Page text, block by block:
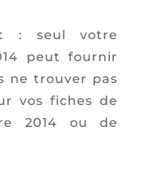
: seul votre
peut fournir
ne trouver pas
vos fiches de
2014 ou de